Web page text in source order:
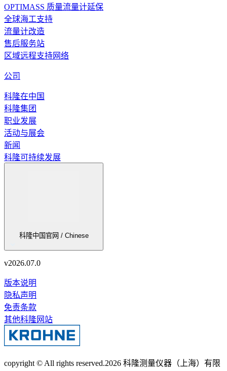
OPTIMASS 质量流量计延保
全球海工支持
流量计改造
售后服务站
区域远程支持网络
公司
科隆在中国
科隆集团
职业发展
活动与展会
新闻
科隆可持续发展
科隆中国官网 / Chinese
v2026.07.0
版本说明
隐私声明
免责条款
其他科隆网站
copyright © All rights reserved.2026 科隆测量仪器（上海）有限